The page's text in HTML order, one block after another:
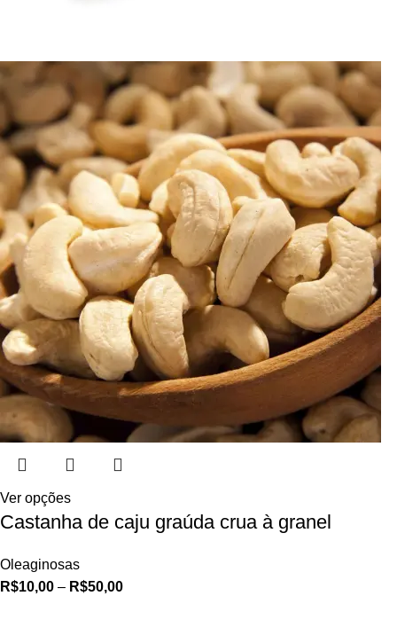
Ver opções
Castanha de caju graúda crua à granel
Oleaginosas
R$10,00 – R$50,00